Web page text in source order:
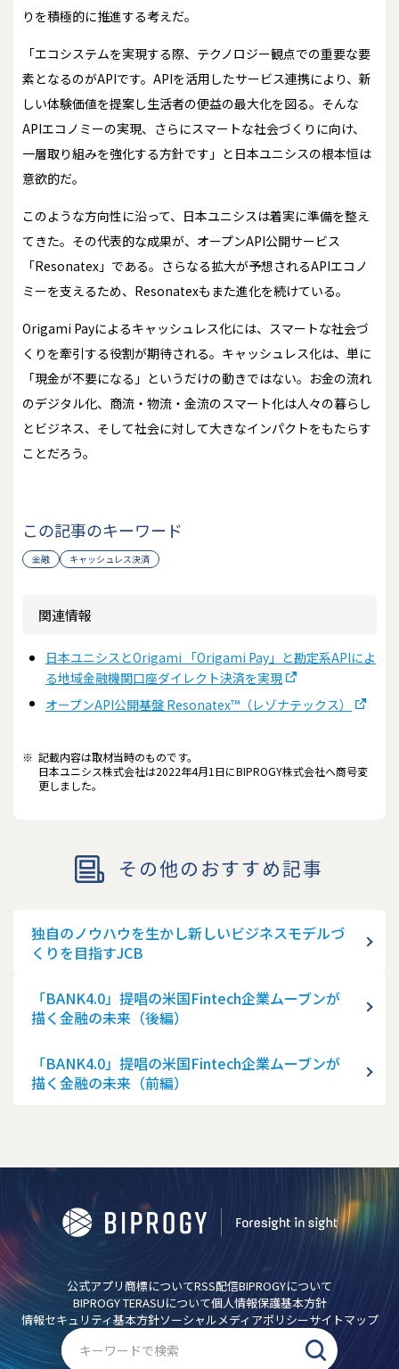
りを積極的に推進する考えだ。
「エコシステムを実現する際、テクノロジー観点での重要な要
素となるのがAPIです。APIを活用したサービス連携により、新
しい体験価値を提案し生活者の便益の最大化を図る。そんな
APIエコノミーの実現、さらにスマートな社会づくりに向け、
一層取り組みを強化する方針です」と日本ユニシスの根本恒は
意欲的だ。
このような方向性に沿って、日本ユニシスは着実に準備を整え
てきた。その代表的な成果が、オープンAPI公開サービス
「Resonatex」である。さらなる拡大が予想されるAPIエコノ
ミーを支えるため、Resonatexもまた進化を続けている。
Origami Payによるキャッシュレス化には、スマートな社会づ
くりを牽引する役割が期待される。キャッシュレス化は、単に
「現金が不要になる」というだけの動きではない。お金の流れ
のデジタル化、商流・物流・金流のスマート化は人々の暮らし
とビジネス、そして社会に対して大きなインパクトをもたらす
ことだろう。
この記事のキーワード
金融 キャッシュレス決済
関連情報
日本ユニシスとOrigami 「Origami Pay」と勘定系APIによ
る地域金融機関口座ダイレクト決済を実現
オープンAPI公開基盤 Resonatex™（レゾナテックス）
※ 記載内容は取材当時のものです。
日本ユニシス株式会社は2022年4月1日にBIPROGY株式会社へ商号変
更しました。
その他のおすすめ記事
独自のノウハウを生かし新しいビジネスモデルづ
くりを目指すJCB
「BANK4.0」提唱の米国Fintech企業ムーブンが
描く金融の未来（後編）
「BANK4.0」提唱の米国Fintech企業ムーブンが
描く金融の未来（前編）
公式アプリ 商標についてRSS配信BIPROGYについて
BIPROGY TERASUについて個人情報保護基本方針
情報セキュリティ基本方針ソーシャルメディアポリシーサイトマップ